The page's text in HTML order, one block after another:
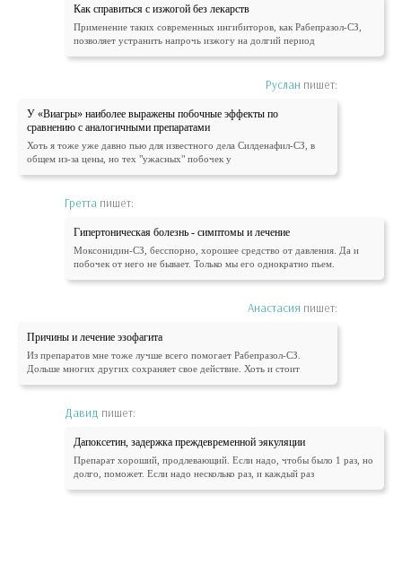
Как справиться с изжогой без лекарств
Применение таких современных ингибиторов, как Рабепразол-СЗ,
позволяет устранить напрочь изжогу на долгий период
Руслан пишет:
У «Виагры» наиболее выражены побочные эффекты по
сравнению с аналогичными препаратами
Хоть я тоже уже давно пью для известного дела Силденафил-СЗ, в
общем из-за цены, но тех "ужасных" побочек у
Гретта пишет:
Гипертоническая болезнь - симптомы и лечение
Моксонидин-СЗ, бесспорно, хорошее средство от давления. Да и
побочек от него не бывает. Только мы его однократно пьем.
Анастасия пишет:
Причины и лечение эзофагита
Из препаратов мне тоже лучше всего помогает Рабепразол-СЗ.
Дольше многих других сохраняет свое действие. Хоть и стоит
Давид пишет:
Дапоксетин, задержка преждевременной эякуляции
Препарат хороший, продлевающий. Если надо, чтобы было 1 раз, но
долго, поможет. Если надо несколько раз, и каждый раз